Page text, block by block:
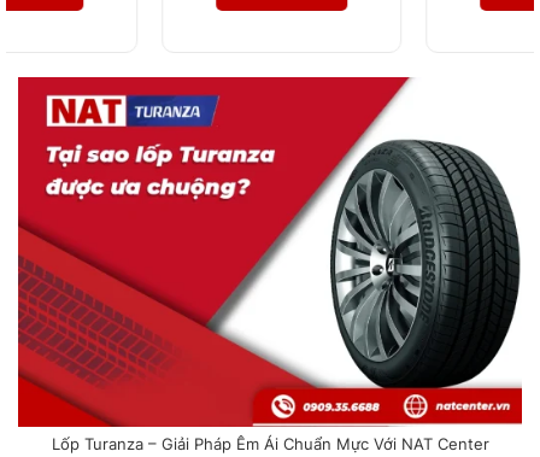
Lốp Turanza – Giải Pháp Êm Ái Chuẩn Mực Với NAT Center